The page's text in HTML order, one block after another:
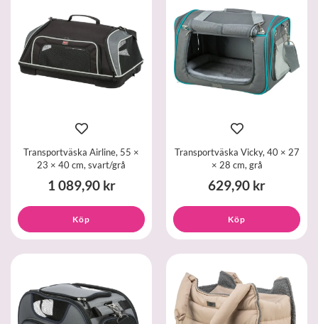
Transportväska Airline, 55 ×
23 × 40 cm, svart/grå
1 089,90 kr
Köp
Transportväska Vicky, 40 × 27
× 28 cm, grå
629,90 kr
Köp